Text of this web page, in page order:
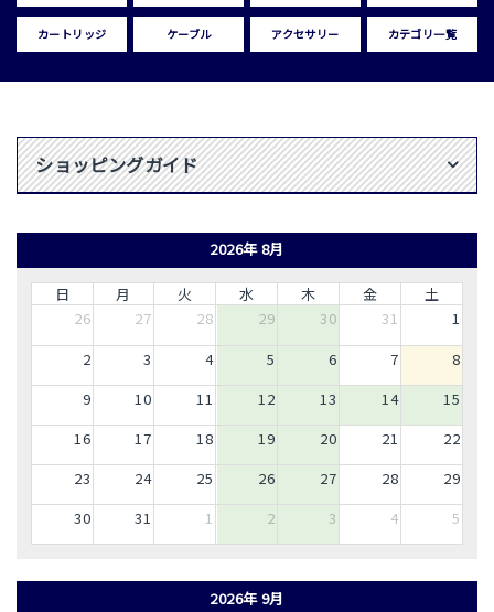
カートリッジ ケーブル アクセサリー カテゴリ一覧
ショッピングガイド
2026年 8月
日 月 火 水 木 金
土
26
27 28 29 30 31
1
2
3 4 5 6 7
8
9
10 11 12 13 14
15
16
17 18 19 20 21
22
23
24 25 26 27 28
29
30
31 1 2 3 4 5
2026年 9月